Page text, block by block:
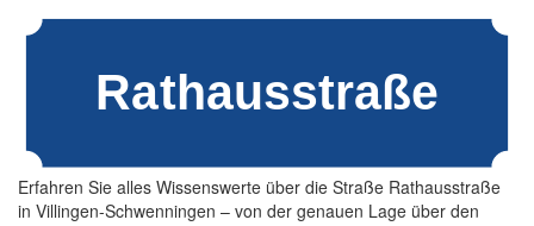
Erfahren Sie alles Wissenswerte über die Straße Rathausstraße
in Villingen-Schwenningen – von der genauen Lage über den